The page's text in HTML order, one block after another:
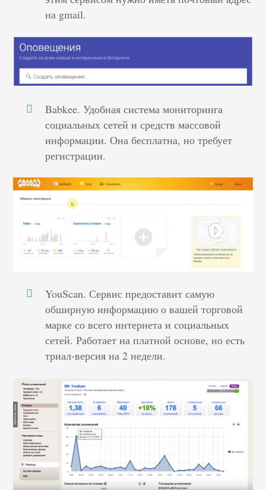
на gmail.
Babkee. Удобная система мониторинга
социальных сетей и средств массовой
информации. Она бесплатна, но требует
регистрации.
YouScan. Сервис предоставит самую
обширную информацию о вашей торговой
марке со всего интернета и социальных
сетей. Работает на платной основе, но есть
триал-версия на 2 недели.